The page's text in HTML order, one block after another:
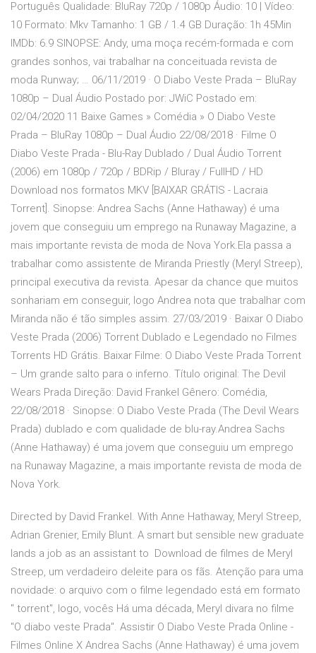
Português Qualidade: BluRay 720p / 1080p Áudio: 10 | Vídeo:
10 Formato: Mkv Tamanho: 1 GB / 1.4 GB Duração: 1h 45Min
IMDb: 6.9 SINOPSE: Andy, uma moça recém-formada e com
grandes sonhos, vai trabalhar na conceituada revista de
moda Runway; … 06/11/2019 · O Diabo Veste Prada – BluRay
1080p – Dual Áudio Postado por: JWiC Postado em:
02/04/2020 11 Baixe Games » Comédia » O Diabo Veste
Prada – BluRay 1080p – Dual Áudio 22/08/2018 · Filme O
Diabo Veste Prada - Blu-Ray Dublado / Dual Áudio Torrent
(2006) em 1080p / 720p / BDRip / Bluray / FullHD / HD
Download nos formatos MKV [BAIXAR GRÁTIS - Lacraia
Torrent]. Sinopse: Andrea Sachs (Anne Hathaway) é uma
jovem que conseguiu um emprego na Runaway Magazine, a
mais importante revista de moda de Nova York.Ela passa a
trabalhar como assistente de Miranda Priestly (Meryl Streep),
principal executiva da revista. Apesar da chance que muitos
sonhariam em conseguir, logo Andrea nota que trabalhar com
Miranda não é tão simples assim. 27/03/2019 · Baixar O Diabo
Veste Prada (2006) Torrent Dublado e Legendado no Filmes
Torrents HD Grátis. Baixar Filme: O Diabo Veste Prada Torrent
– Um grande salto para o inferno. Título original: The Devil
Wears Prada Direção: David Frankel Gênero: Comédia,
22/08/2018 · Sinopse: O Diabo Veste Prada (The Devil Wears
Prada) dublado e com qualidade de blu-ray.Andrea Sachs
(Anne Hathaway) é uma jovem que conseguiu um emprego
na Runaway Magazine, a mais importante revista de moda de
Nova York.
Directed by David Frankel. With Anne Hathaway, Meryl Streep,
Adrian Grenier, Emily Blunt. A smart but sensible new graduate
lands a job as an assistant to Download de filmes de Meryl
Streep, um verdadeiro deleite para os fãs. Atenção para uma
novidade: o arquivo com o filme legendado está em formato
" torrent", logo, vocês Há uma década, Meryl divara no filme
"O diabo veste Prada". Assistir O Diabo Veste Prada Online -
Filmes Online X Andrea Sachs (Anne Hathaway) é uma jovem